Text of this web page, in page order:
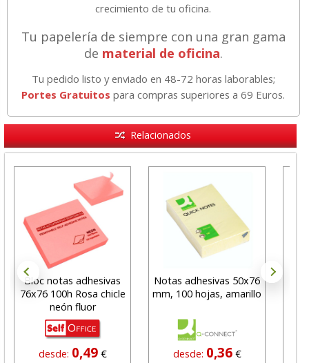
crecimiento de tu oficina.
Tu papelería de siempre con una gran gama
de material de oficina.
Tu pedido listo y enviado en 48-72 horas laborables;
Portes Gratuitos para compras superiores a 69 Euros.
Relacionados
Bloc notas adhesivas
76x76 100h Rosa chicle
neón fluor
desde: 0,49 €
Notas adhesivas 50x76
mm, 100 hojas, amarillo
desde: 0,36 €